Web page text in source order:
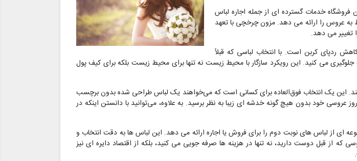
خدمات گسترده ای از جمله اجاره لباس
عروس را ارائه می دهد. مزون چرخچی با تعهد
تغییر می دهد.
ردپای کربن است. با انتخاب لباسی که قبلاً
می کنید. این رویکرد سازگار با محیط زیست نه تنها برای محیط زیست بلکه برای کیف پول
این یک انتخاب فوق‌العاده برای کسانی است که می‌خواهند یک لباس طراحی شده بدون برچسب
خود بدون هیچ گونه خدشه ای زیبا به نظر برسید. به علاوه، می‌توانید با دانستن اینکه در
از لباس های نوبت دوم را برای فروش یا اجاره ارائه می دهد. این لباس ها به دقت انتخاب و
از قبل دوست دارید، نه تنها در هزینه ها صرفه جویی می کنید، بلکه از اقتصاد دایره ای نیز